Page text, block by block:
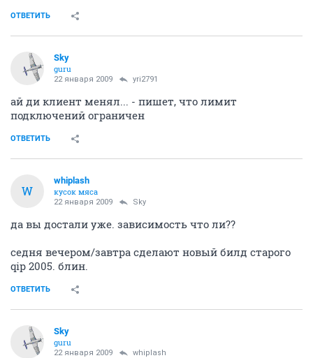
ОТВЕТИТЬ
Sky
guru
22 января 2009 yri2791
ай ди клиент менял... - пишет, что лимит
подключений ограничен
ОТВЕТИТЬ
W
whiplash
кусок мяса
22 января 2009 Sky
да вы достали уже. зависимость что ли??
седня вечером/завтра сделают новый билд старого
qip 2005. блин.
ОТВЕТИТЬ
Sky
guru
22 января 2009 whiplash